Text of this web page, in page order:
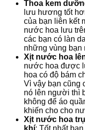
Thoa kem
lưu hương tốt
của bạn liên kết
nước hoa lưu
các bạn có làn
những vùng bạn
Xịt nước hoa
nước hoa được
hoa có độ bám
Vì vậy bạn cũng
nó lên người thì
không để áo
khiến cho cho
Xịt nước hoa